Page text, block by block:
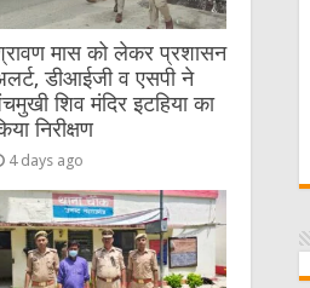
मास को लेकर प्रशासन
डीआईजी व एसपी ने
शिव मंदिर इटहिया का
निरीक्षण
4 days ago